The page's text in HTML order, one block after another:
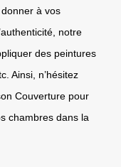
à vos
notre
des peintures
Ainsi, n’hésitez
Couverture pour
chambres dans la